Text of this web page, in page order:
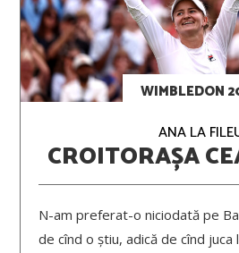
WIMBLEDON
ANA LA
CROITORAȘA
N-am preferat-o niciodată pe
de cînd o știu, adică de cînd juca